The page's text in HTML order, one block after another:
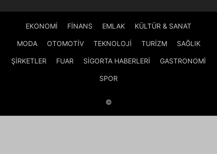
EKONOMİ FİNANS EMLAK KÜLTÜR & SANAT
MODA OTOMOTİV TEKNOLOJİ TURİZM SAĞLIK
ŞİRKETLER FUAR SİGORTA HABERLERİ GASTRONOMİ
SPOR
©